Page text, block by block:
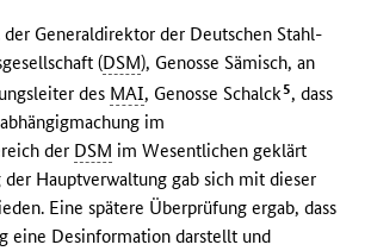
der Generaldirektor der Deutschen Stahl-
(DSM), Genosse Sämisch, an
des MAI, Genosse Schalck 5, dass
im
der DSM im Wesentlichen geklärt
Hauptverwaltung gab sich mit dieser
Eine spätere Überprüfung ergab, dass
eine Desinformation darstellt und